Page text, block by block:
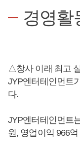
경영활
△창사 이래 최고
JYP엔터테인먼트
다.
JYP엔터테인먼트
원, 영업이익 966